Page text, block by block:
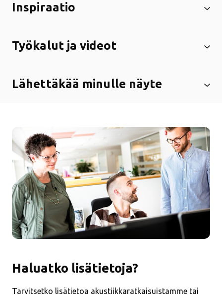
Inspiraatio
Työkalut ja videot
Lähettäkää minulle näyte
Haluatko lisätietoja?
Tarvitsetko lisätietoa akustiikkaratkaisuistamme tai